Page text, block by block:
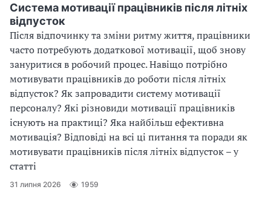
Система мотивації працівників після літніх
відпусток
Після відпочинку та зміни ритму життя, працівники
часто потребують додаткової мотивації, щоб знову
зануритися в робочий процес. Навіщо потрібно
мотивувати працівників до роботи після літніх
відпусток? Як запровадити систему мотивації
персоналу? Які різновиди мотивації працівників
існують на практиці? Яка найбільш ефективна
мотивація? Відповіді на всі ці питання та поради як
мотивувати працівників після літніх відпусток – у
статті
31 липня 2026 1959